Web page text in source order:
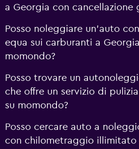
a Georgia con cancellazione
Posso noleggiare un'auto
equa sui carburanti a
momondo?
Posso trovare un
che offre un servizio di
su momondo?
Posso cercare auto a
con chilometraggio illimitato